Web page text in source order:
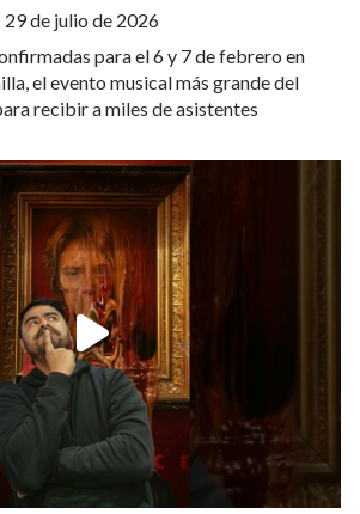
29 de julio de 2026
para el 6 y 7 de febrero en
el evento musical más grande del
recibir a miles de asistentes